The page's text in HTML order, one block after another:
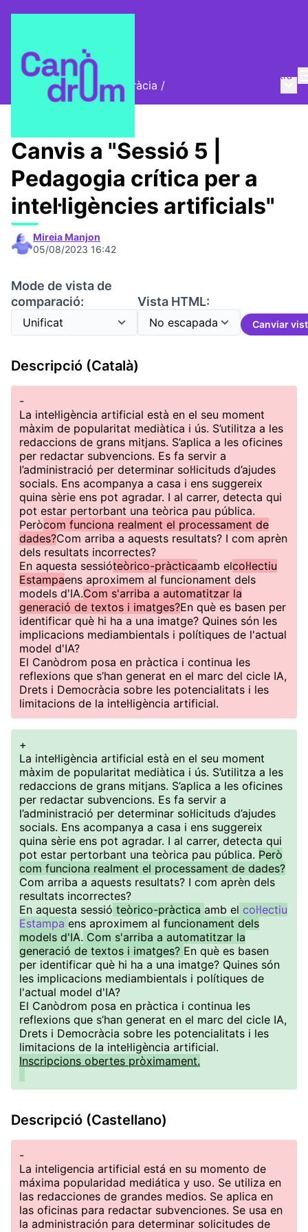
Entra
Cicle IA, Drets i Democràcia /
Canvis a "Sessió 5 |
Pedagogia crítica per a
intel·ligències artificials"
Mireia Manjon
05/08/2023 16:42
Mode de vista de
comparació:
Vista HTML:
Canviar
Descripció (Català)
-
La intel·ligència artificial està en el seu moment
màxim de popularitat mediàtica i ús. S’utilitza a les
redaccions de grans mitjans. S’aplica a les oficines
per redactar subvencions. Es fa servir a
l’administració per determinar sol·licituds d’ajudes
socials. Ens acompanya a casa i ens suggereix
quina sèrie ens pot agradar. I al carrer, detecta qui
pot estar pertorbant una teòrica pau pública.
Peròcom funciona realment el processament de
dades?Com arriba a aquests resultats? I com aprèn
dels resultats incorrectes?
En aquesta sessióteòrico-pràcticaamb elcol·lectiu
Estampaens aproximem al funcionament dels
models d'IA.Com s'arriba a automatitzar la
generació de textos i imatges?En què es basen per
identificar què hi ha a una imatge? Quines són les
implicacions mediambientals i polítiques de l'actual
model d'IA?
El Canòdrom posa en pràctica i continua les
reflexions que s’han generat en el marc del cicle IA,
Drets i Democràcia sobre les potencialitats i les
limitacions de la intel·ligència artificial.
+
La intel·ligència artificial està en el seu moment
màxim de popularitat mediàtica i ús. S’utilitza a les
redaccions de grans mitjans. S’aplica a les oficines
per redactar subvencions. Es fa servir a
l’administració per determinar sol·licituds d’ajudes
socials. Ens acompanya a casa i ens suggereix
quina sèrie ens pot agradar. I al carrer, detecta qui
pot estar pertorbant una teòrica pau pública. Però
com funciona realment el processament de dades?
Com arriba a aquests resultats? I com aprèn dels
resultats incorrectes?
En aquesta sessió teòrico-pràctica amb el col·lectiu
Estampa ens aproximem al funcionament dels
models d'IA. Com s'arriba a automatitzar la
generació de textos i imatges? En què es basen
per identificar què hi ha a una imatge? Quines són
les implicacions mediambientals i polítiques de
l'actual model d'IA?
El Canòdrom posa en pràctica i continua les
reflexions que s’han generat en el marc del cicle IA,
Drets i Democràcia sobre les potencialitats i les
limitacions de la intel·ligència artificial.
Inscripcions obertes pròximament.
Descripció (Castellano)
-
La inteligencia artificial está en su momento de
máxima popularidad mediática y uso. Se utiliza en
las redacciones de grandes medios. Se aplica en
las oficinas para redactar subvenciones. Se usa en
la administración para determinar solicitudes de